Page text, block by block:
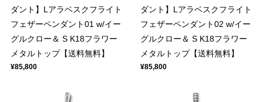
ダント】Lアラベスクフライト
フェザーペンダント01 w/イー
グルクロー＆ S K18フラワー
メタルトップ【送料無料】
¥85,800
ダント】Lアラベスクフライト
フェザーペンダント02 w/イー
グルクロー＆ S K18フラワー
メタルトップ【送料無料】
¥85,800